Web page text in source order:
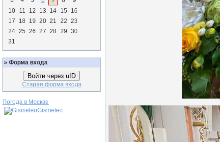
10
11 12 13 14 15
16
17
18 19 20 21 22 23
24 25 26 27 28 29 30
31
» Форма входа
Войти через uID
Старая форма входа
Погода в Москве
Gismeteo